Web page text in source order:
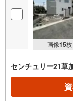
を
マ
存
画像15枚
センチュリー21草